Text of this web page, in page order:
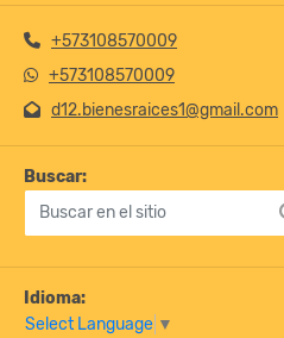
+573108570009
+573108570009
d12.bienesraices1@gmail.com
Buscar:
Idioma:
Select Language ▼